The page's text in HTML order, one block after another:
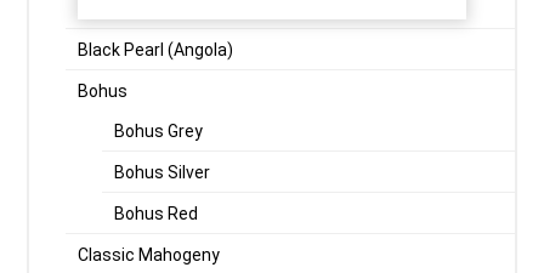
Black Pearl (Angola)
Bohus
Bohus Grey
Bohus Silver
Bohus Red
Classic Mahogeny